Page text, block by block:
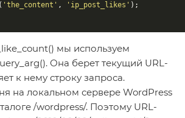
'the_content' , 'ip_post_likes' );
мы используем
Она берет текущий URL-
к нему строку запроса.
на локальном сервере WordPress
/wordpress/. Поэтому URL-